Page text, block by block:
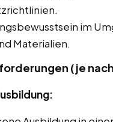
im
Materialien.
(je